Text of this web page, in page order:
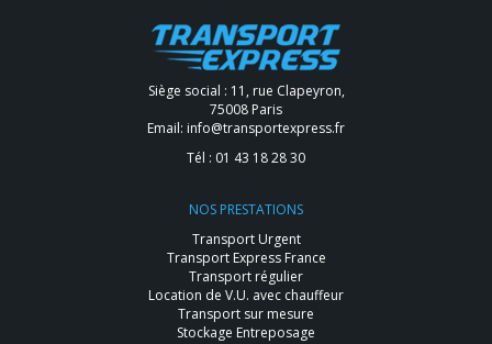
Siège social : 11, rue Clapeyron,
75008 Paris
Email: info@transportexpress.fr
Tél : 01 43 18 28 30
NOS PRESTATIONS
Transport Urgent
Transport Express France
Transport régulier
Location de V.U. avec chauffeur
Transport sur mesure
Stockage Entreposage